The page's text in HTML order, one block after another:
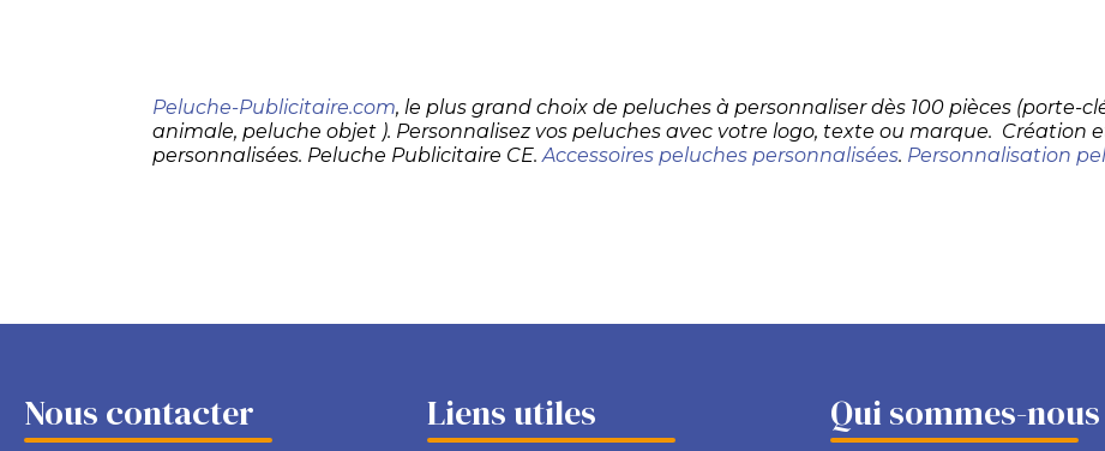
Peluche-Publicitaire.com, le plus grand choix de peluches à personnaliser dès 100 pièces (porte-
animale, peluche objet ). Personnalisez vos peluches avec votre logo, texte ou marque. Création
personnalisées. Peluche Publicitaire CE.Accessoires peluches personnalisées. Personnalisation
Nous contacter Liens utiles Qui sommes-